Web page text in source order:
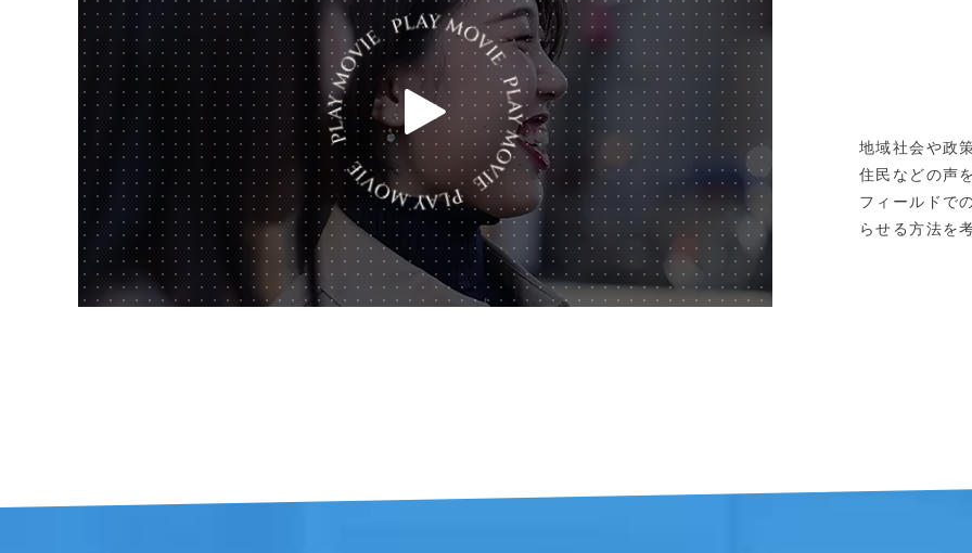
地域社会や政
住民などの声
フィールドで
らせる方法を